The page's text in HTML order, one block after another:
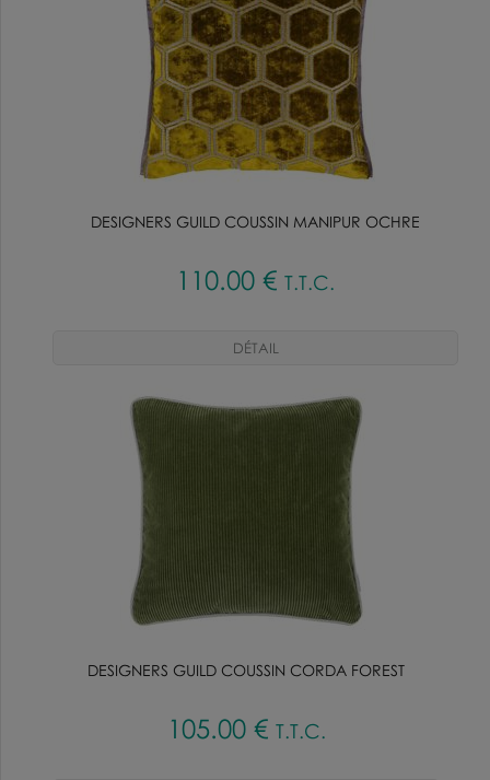
DESIGNERS GUILD COUSSIN MANIPUR OCHRE
110.00 € T.T.C.
DESIGNERS GUILD COUSSIN CORDA FOREST
105.00 € T.T.C.